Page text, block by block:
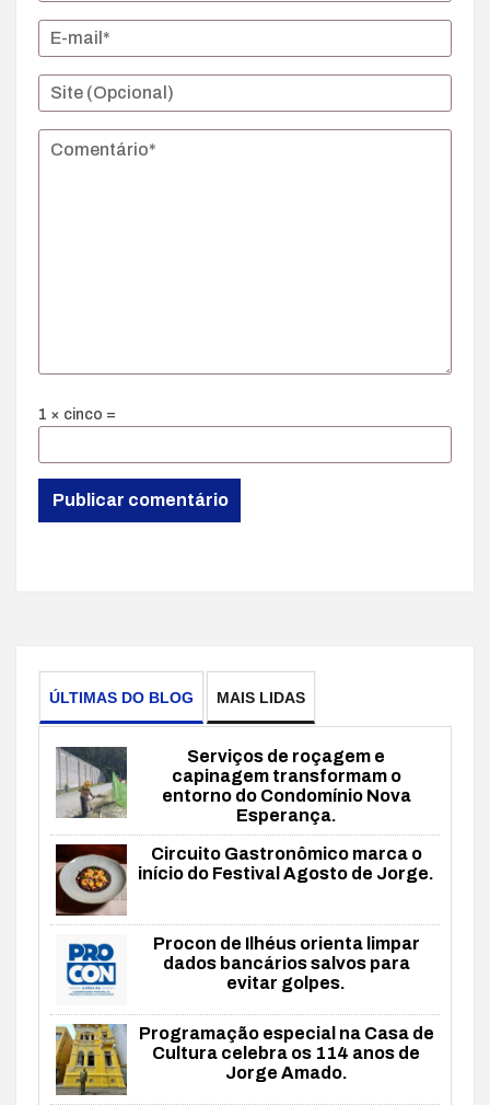
1 × cinco =
ÚLTIMAS DO BLOG MAIS LIDAS
Serviços de roçagem e
capinagem transformam o
entorno do Condomínio Nova
Esperança.
Circuito Gastronômico marca o
início do Festival Agosto de Jorge.
Procon de Ilhéus orienta limpar
dados bancários salvos para
evitar golpes.
Programação especial na Casa de
Cultura celebra os 114 anos de
Jorge Amado.